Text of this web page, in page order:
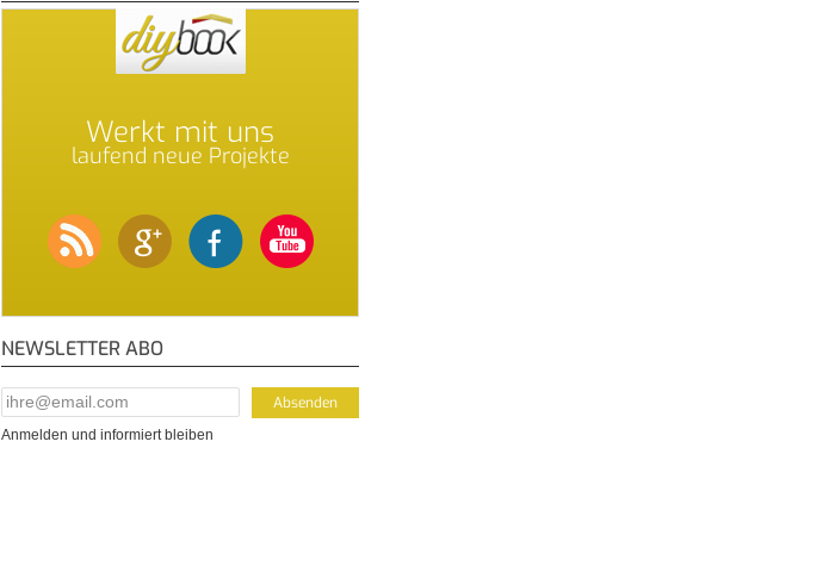
Werkt mit uns
laufend neue Projekte
NEWSLETTER ABO
E-Mail Addresse*
Anmelden und informiert bleiben